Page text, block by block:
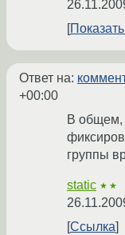
Ответ на:
+00:00
В общем,
группы
static ★★
Ссылка